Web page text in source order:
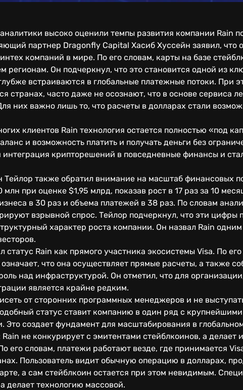
высоко оценили темпы развития компании Rain
партнер Dragonfly Capital Хасиб Хуссейн заявил, что
компаний в мире. По его словам, карты на базе
регионам. Он подчеркнул, что это становится одной из
встраиваются в глобальные платежные потоки. При
странах, часто даже не осознают, что в основе сервиса
них важно лишь то, что расчеты в долларах стали
клиентов Rain технология остается полностью «под
и возможность платить и получать деньги без
интеграция крипторешений в повседневные финансы и
также обратил внимание на масштаб финансовых
при оценке $1,95 млрд, показав рост в 17 раз за 10
в 30 раз и объема платежей в 38 раз. По словам
взрывной спрос. Тейлор подчеркнул, что эти цифры
характер роста компании. Он назвал Rain
статус Rain как прямого участника экосистемы Visa. По
что она осуществляет прямые расчеты, а также
над инфраструктурой. Он отметил, что для
является крайне редким.
от сторонних программных менеджеров и не
статус ставит компанию в один ряд с
Это создает фундамент для масштабирования в
не конкурирует с эмитентами стейблкоинов, а делает
его словам, платежи работают везде, где принимается
Пользователь видит обычную операцию в долларах,
а сам стейблкоин остается при этом невидимым.
делает технологию массовой.